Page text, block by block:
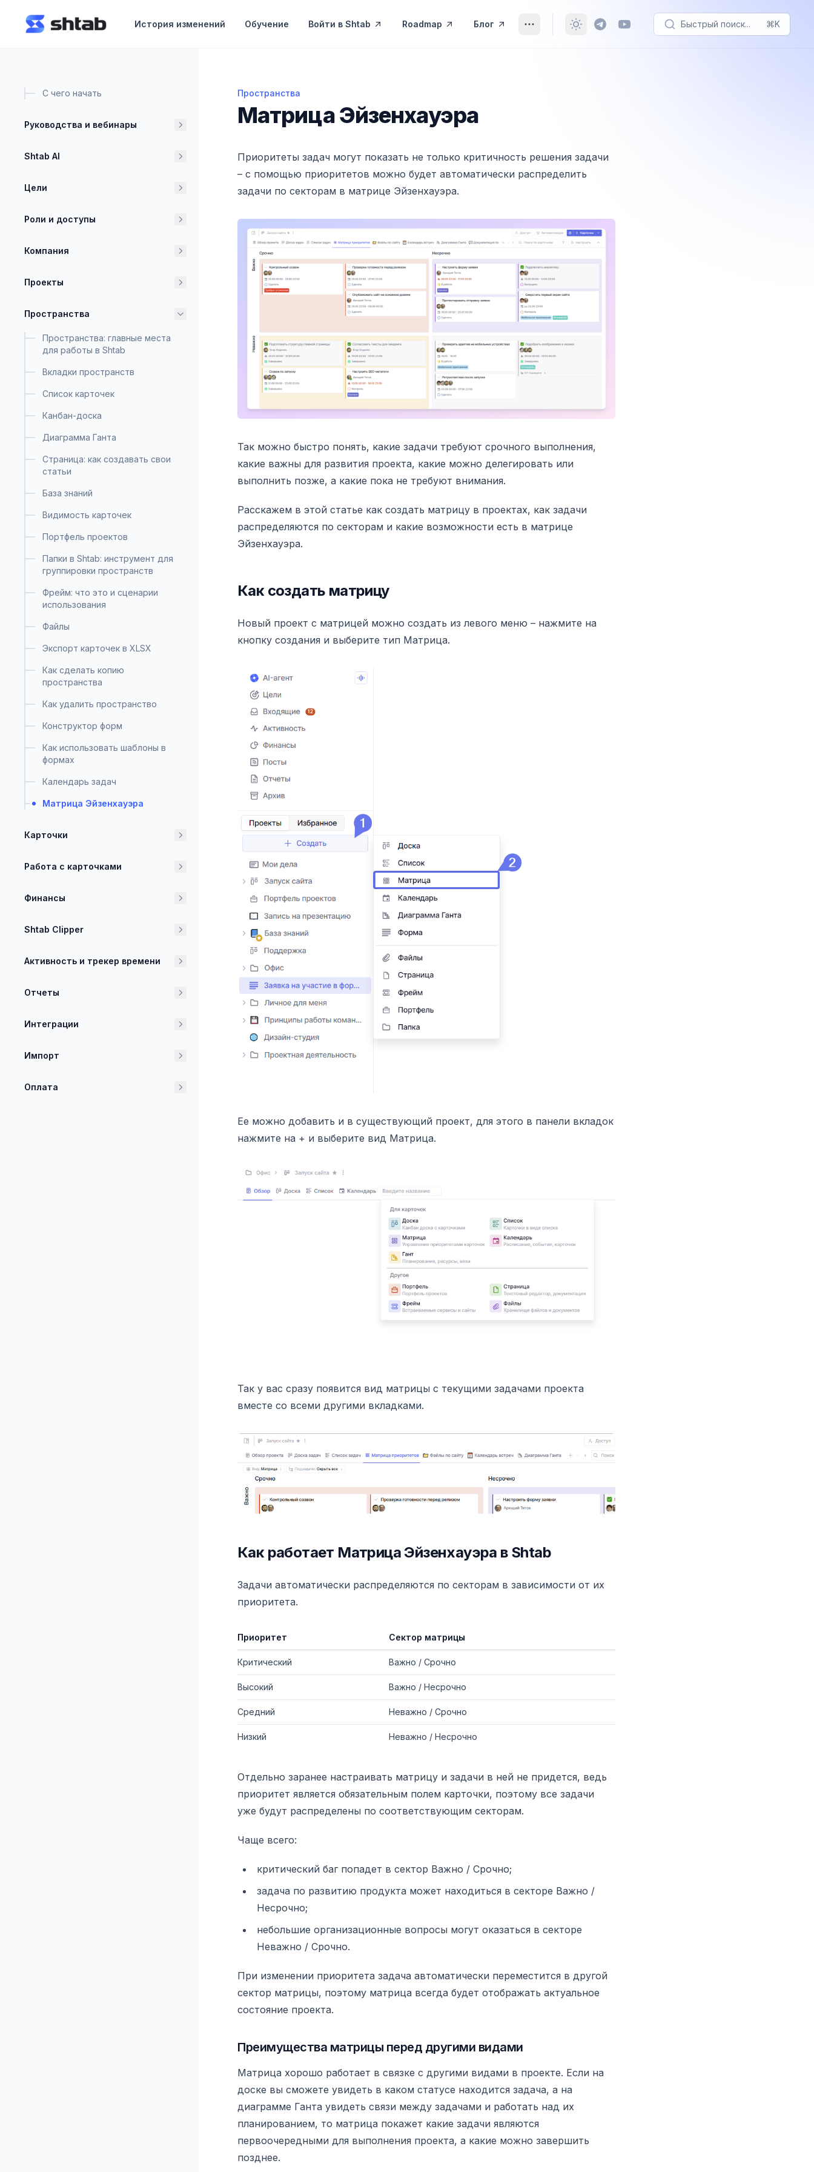
содержимому
История изменений
Обучение Войти в Shtab Roadmap Блог Быстрый поиск... ⌘K
С чего начать
Руководства и вебинары
Shtab AI
Цели
Роли и доступы
Компания
Проекты
Пространства
Пространства: главные места
для работы в Shtab
Вкладки пространств
Список карточек
Канбан-доска
Диаграмма Ганта
Страница: как создавать свои
статьи
База знаний
Видимость карточек
Портфель проектов
Папки в Shtab: инструмент для
группировки пространств
Фрейм: что это и сценарии
использования
Файлы
Экспорт карточек в XLSX
Как сделать копию
пространства
Как удалить пространство
Конструктор форм
Как использовать шаблоны в
формах
Календарь задач
Матрица Эйзенхауэра
Карточки
Работа с карточками
Финансы
Shtab Clipper
Активность и трекер времени
Отчеты
Интеграции
Импорт
Оплата
Матрица Эйзенхауэра
Пространства
Матрица Эйзенхауэра
Приоритеты задач могут показать не только критичность решения задачи
– с помощью приоритетов можно будет автоматически распределить
задачи по секторам в матрице Эйзенхауэра.
Так можно быстро понять, какие задачи требуют срочного выполнения,
какие важны для развития проекта, какие можно делегировать или
выполнить позже, а какие пока не требуют внимания.
Расскажем в этой статье как создать матрицу в проектах, как задачи
распределяются по секторам и какие возможности есть в матрице
Эйзенхауэра.
Как создать матрицу
Новый проект с матрицей можно создать из левого меню – нажмите на
кнопку создания и выберите тип Матрица.
Ее можно добавить и в существующий проект, для этого в панели вкладок
нажмите на + и выберите вид Матрица.
Так у вас сразу появится вид матрицы с текущими задачами проекта
вместе со всеми другими вкладками.
Как работает Матрица Эйзенхауэра в Shtab
Задачи автоматически распределяются по секторам в зависимости от их
приоритета.
Приоритет Сектор матрицы
Критический Важно / Срочно
Высокий Важно / Несрочно
Средний Неважно / Срочно
Низкий Неважно / Несрочно
Отдельно заранее настраивать матрицу и задачи в ней не придется, ведь
приоритет является обязательным полем карточки, поэтому все задачи
уже будут распределены по соответствующим секторам.
Чаще всего:
критический баг попадет в сектор Важно / Срочно;
задача по развитию продукта может находиться в секторе Важно /
Несрочно;
небольшие организационные вопросы могут оказаться в секторе
Неважно / Срочно.
При изменении приоритета задача автоматически переместится в другой
сектор матрицы, поэтому матрица всегда будет отображать актуальное
состояние проекта.
Преимущества матрицы перед другими видами
Матрица хорошо работает в связке с другими видами в проекте. Если на
доске вы сможете увидеть в каком статусе находится задача, а на
диаграмме Ганта увидеть связи между задачами и работать над их
планированием, то матрица покажет какие задачи являются
первоочередными для выполнения проекта, а какие можно завершить
позднее.